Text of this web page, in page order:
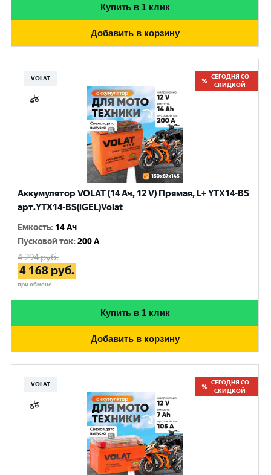
Купить в 1 клик
Добавить в корзину
VOLAT
СЕГОДНЯ СО
СКИДКОЙ
Аккумулятор VOLAT (14 Ач, 12 V) Прямая, L+ YTX14-BS
арт.YTX14-BS(iGEL)Volat
Емкость: 14 Ач
Пусковой ток:200 A
4 294руб.
4 168 руб.
при обмене
Купить в 1 клик
Добавить в корзину
VOLAT
СЕГОДНЯ СО
СКИДКОЙ